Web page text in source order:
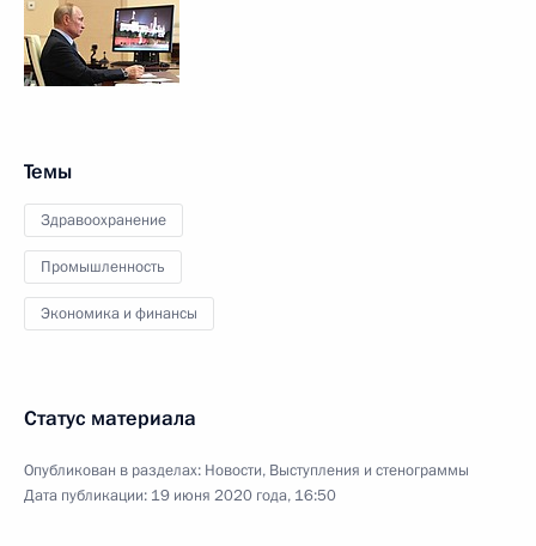
Темы
Здравоохранение
Промышленность
Экономика и финансы
Статус материала
Опубликован в разделах: Новости, Выступления и стенограммы
Дата публикации: 19 июня 2020 года, 16:50